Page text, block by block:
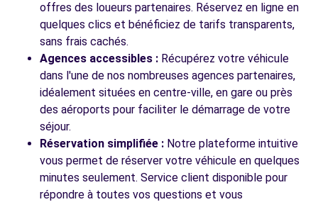
offres des loueurs partenaires. Réservez en ligne en
quelques clics et bénéficiez de tarifs transparents,
sans frais cachés.
Agences accessibles : Récupérez votre véhicule
dans l'une de nos nombreuses agences partenaires,
idéalement situées en centre-ville, en gare ou près
des aéroports pour faciliter le démarrage de votre
séjour.
Réservation simplifiée : Notre plateforme intuitive
vous permet de réserver votre véhicule en quelques
minutes seulement. Service client disponible pour
répondre à toutes vos questions et vous